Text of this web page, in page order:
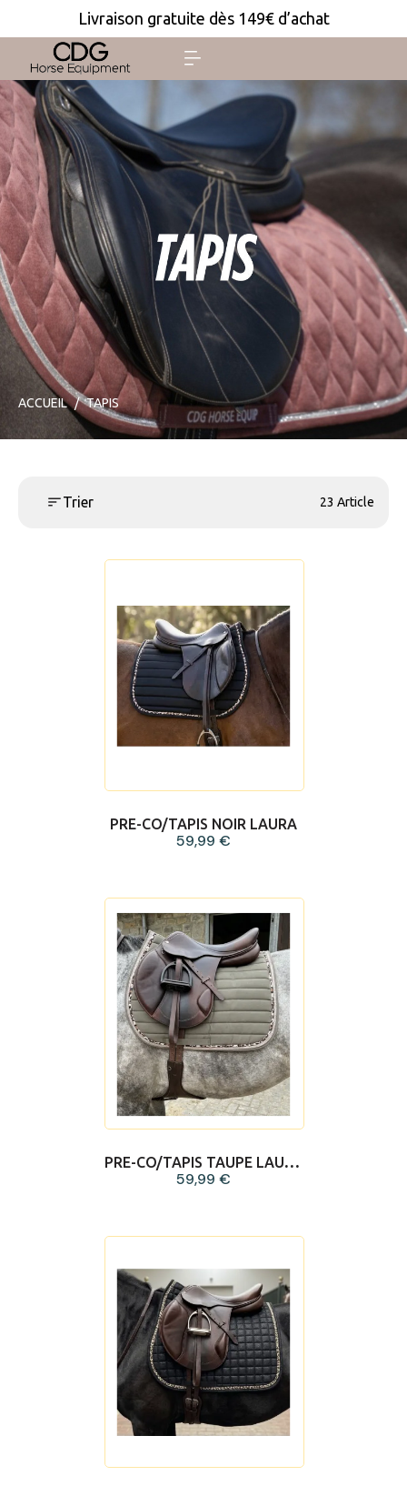
Livraison gratuite dès 149€ d’achat
ACCUEIL TAPIS
Trier 23 Article
PRE-CO/TAPIS NOIR LAURA
59,99 €
PRE-CO/TAPIS TAUPE LAURA
59,99 €